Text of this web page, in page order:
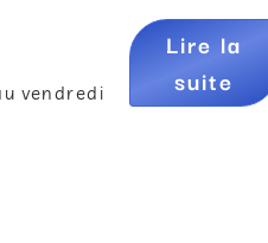
vendredi
Lire la
suite